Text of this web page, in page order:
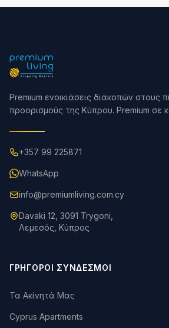
Premium ενοικιάσεις διακοπών στους
προορισμούς της Κύπρου. Premium σε
+357 99 225871
WhatsApp
info@premiumliving.com.cy
Davaki 12, 3091 Trygoni,
Λεμεσός, Κύπρος
ΓΡΉΓΟΡΟΙ ΣΎΝΔΕΣΜΟΙ
Τα Ακίνητά Μας
Cyprus Apartments